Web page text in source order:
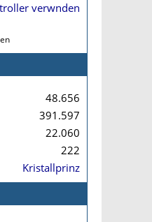
verwnden
48.656
391.597
22.060
222
Kristallprinz